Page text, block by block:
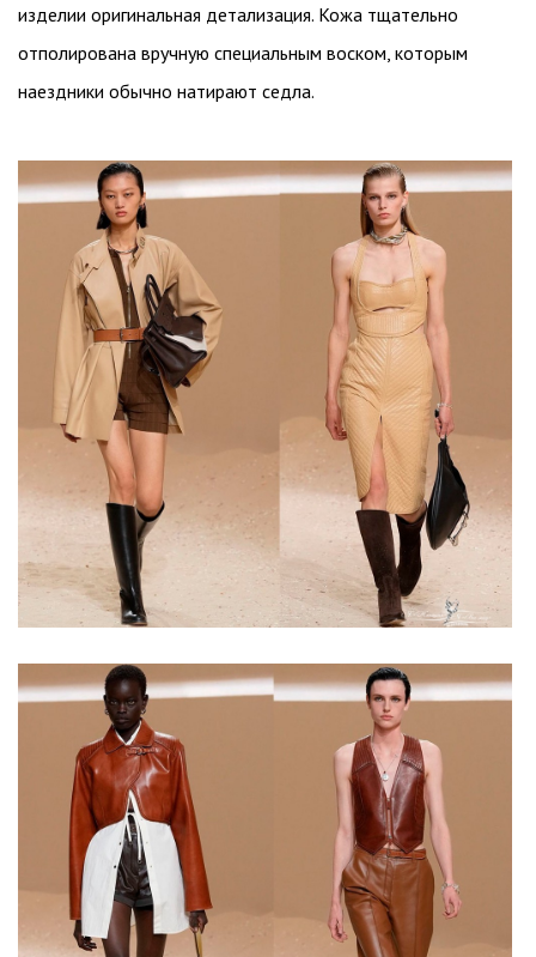
изделии оригинальная детализация. Кожа тщательно
отполирована вручную специальным воском, которым
наездники обычно натирают седла.